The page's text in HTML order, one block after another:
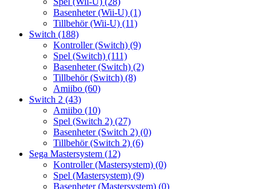
Basenheter (Wii-U) (1)
Tillbehör (Wii-U) (11)
Switch (188)
Kontroller (Switch) (9)
Spel (Switch) (111)
Basenheter (Switch) (2)
Tillbehör (Switch) (8)
Amiibo (60)
Switch 2 (43)
Amiibo (10)
Spel (Switch 2) (27)
Basenheter (Switch 2) (0)
Tillbehör (Switch 2) (6)
Sega Mastersystem (12)
Kontroller (Mastersystem) (0)
Spel (Mastersystem) (9)
Basenheter (Mastersystem) (0)